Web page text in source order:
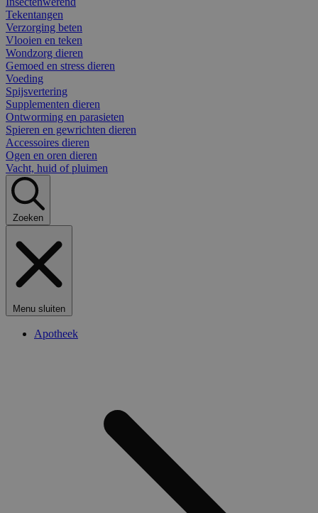
Tekentangen
Verzorging beten
Vlooien en teken
Wondzorg dieren
Gemoed en stress dieren
Voeding
Spijsvertering
Supplementen dieren
Ontworming en parasieten
Spieren en gewrichten dieren
Accessoires dieren
Ogen en oren dieren
Vacht, huid of pluimen
Zoeken
Menu sluiten
Apotheek